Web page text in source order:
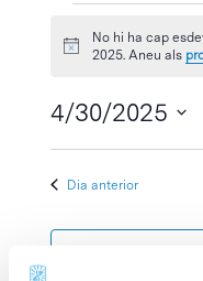
del
30
abril
2025
Avís
No hi ha cap
2025. Aneu als
4/30/2025
Dia anterior